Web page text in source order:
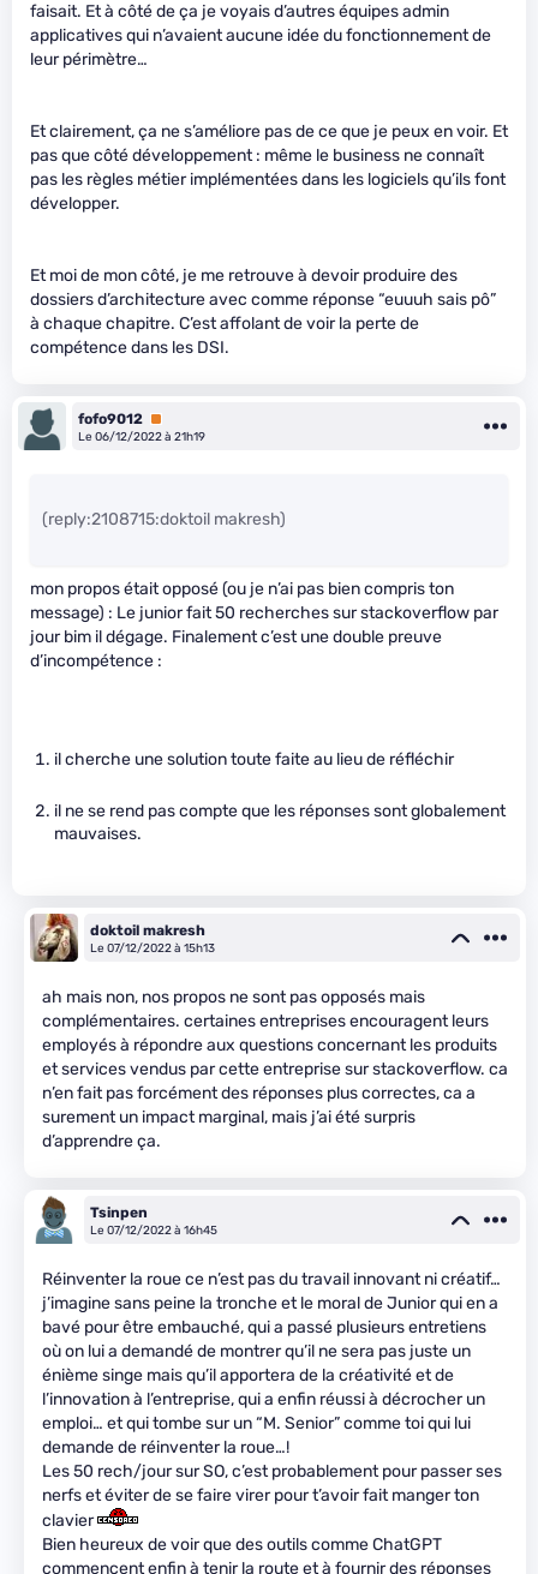
faisait. Et à côté de ça je voyais d’autres équipes admin
applicatives qui n’avaient aucune idée du fonctionnement de
leur périmètre…
Et clairement, ça ne s’améliore pas de ce que je peux en voir. Et
pas que côté développement : même le business ne connaît
pas les règles métier implémentées dans les logiciels qu’ils font
développer.
Et moi de mon côté, je me retrouve à devoir produire des
dossiers d’architecture avec comme réponse “euuuh sais pô”
à chaque chapitre. C’est affolant de voir la perte de
compétence dans les DSI.
fofo9012 Premium
Le 06/12/2022 à 21h19
(reply:2108715:doktoil makresh)
mon propos était opposé (ou je n’ai pas bien compris ton
message) : Le junior fait 50 recherches sur stackoverflow par
jour bim il dégage. Finalement c’est une double preuve
d’incompétence :
il cherche une solution toute faite au lieu de réfléchir
il ne se rend pas compte que les réponses sont globalement
mauvaises.
doktoil makresh
Le 07/12/2022 à 15h13
ah mais non, nos propos ne sont pas opposés mais
complémentaires. certaines entreprises encouragent leurs
employés à répondre aux questions concernant les produits
et services vendus par cette entreprise sur stackoverflow. ca
n’en fait pas forcément des réponses plus correctes, ca a
surement un impact marginal, mais j’ai été surpris
d’apprendre ça.
Tsinpen
Le 07/12/2022 à 16h45
Réinventer la roue ce n’est pas du travail innovant ni créatif…
j’imagine sans peine la tronche et le moral de Junior qui en a
bavé pour être embauché, qui a passé plusieurs entretiens
où on lui a demandé de montrer qu’il ne sera pas juste un
énième singe mais qu’il apportera de la créativité et de
l’innovation à l’entreprise, qui a enfin réussi à décrocher un
emploi… et qui tombe sur un “M. Senior” comme toi qui lui
demande de réinventer la roue…!
Les 50 rech/jour sur SO, c’est probablement pour passer ses
nerfs et éviter de se faire virer pour t’avoir fait manger ton
clavier
Bien heureux de voir que des outils comme ChatGPT
commencent enfin à tenir la route et à fournir des réponses